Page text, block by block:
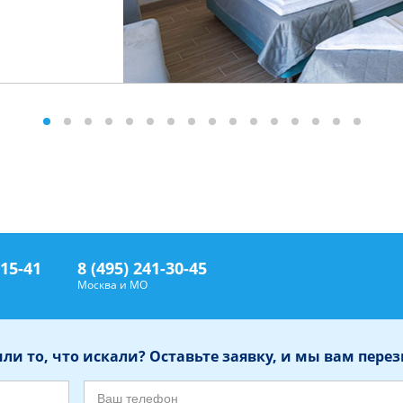
41 8 (495) 241-30-45
Москва и МО
то, что искали? Оставьте заявку, и мы вам